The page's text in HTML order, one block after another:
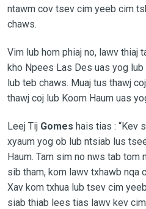
ntawm cov tsev cim yeeb cim
chaws.
Vim lub hom phiaj no, lawv thiaj
kho Npees Las Des uas yog
lub teb chaws. Muaj tus thawj
thawj coj lub Koom Haum uas
Leej Tij Gomes hais tias : “Kev
xyaum yog ob lub ntsiab lus
Haum. Tam sim no nws tab tom
sib tham, kom lawv txhawb nqa
Xav kom txhua lub tsev cim
siab thiab lees tias lawv kev